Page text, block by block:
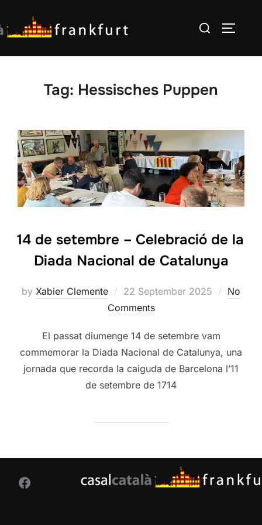
to
content
Search
Tag: Hessisches Puppen
14 de setembre – Celebració de la
Diada Nacional de Catalunya
by Xabier Clemente
Posted
on
22 September 2025
No
Comments
El passat diumenge 14 de setembre vam
commemorar la Diada Nacional de Catalunya, una
jornada que recorda la caiguda de Barcelona l’11
de setembre de 1714
Facebook